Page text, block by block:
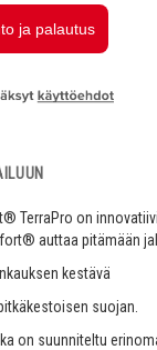
TerraPro on
auttaa pitämään
kestävä
suojan.
on suunniteltu